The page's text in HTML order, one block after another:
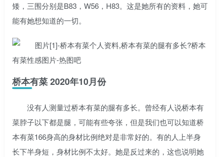
矮，三围分别是B83，W56，H83。这是她所有的资料，她可
能有她想知道的一切。
桥本有菜 2020年10月份
没有人测量过桥本有菜的腿有多长。曾经有人说桥本有
菜脖子以下都是腿，可能有些夸张，但是我们也可以知道桥
本有菜166身高的身材比例绝对是非常好的。有的人上半身
长下半身短，身材比例不太好。她是反过来的，这也说明她